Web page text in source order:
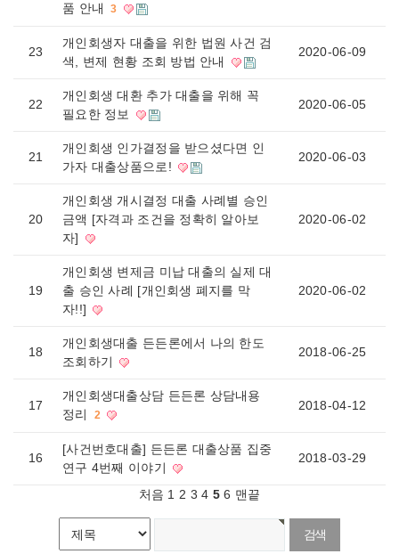
품 안내
3
23
개인회생자 대출을 위한 법원 사건 검
색, 변제 현황 조회 방법 안내
2020-06-09
22
개인회생 대환 추가 대출을 위해 꼭
필요한 정보
2020-06-05
21
개인회생 인가결정을 받으셨다면 인
가자 대출상품으로!
2020-06-03
20
개인회생 개시결정 대출 사례별 승인
금액 [자격과 조건을 정확히 알아보
자]
2020-06-02
19
개인회생 변제금 미납 대출의 실제 대
출 승인 사례 [개인회생 폐지를 막
자!!]
2020-06-02
18
개인회생대출 든든론에서 나의 한도
조회하기
2018-06-25
17
개인회생대출상담 든든론 상담내용
정리
2
2018-04-12
16
[사건번호대출] 든든론 대출상품 집중
연구 4번째 이야기
2018-03-29
처음 1 2 3 4 5 6 맨끝